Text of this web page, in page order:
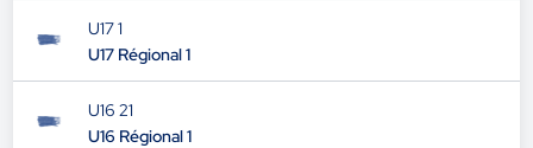
U17 1
U17 Régional 1
U16 21
U16 Régional 1